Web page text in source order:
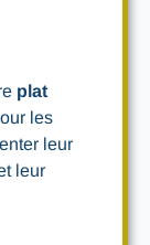
plat
les
leur
leur